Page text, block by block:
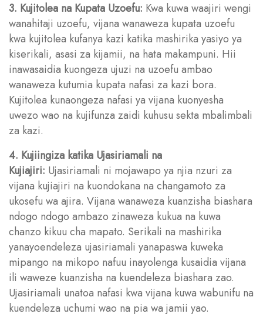
3. Kujitolea na Kupata Uzoefu: Kwa kuwa waajiri wengi
wanahitaji uzoefu, vijana wanaweza kupata uzoefu
kwa kujitolea kufanya kazi katika mashirika yasiyo ya
kiserikali, asasi za kijamii, na hata makampuni. Hii
inawasaidia kuongeza ujuzi na uzoefu ambao
wanaweza kutumia kupata nafasi za kazi bora.
Kujitolea kunaongeza nafasi ya vijana kuonyesha
uwezo wao na kujifunza zaidi kuhusu sekta mbalimbali
za kazi.
4. Kujiingiza katika Ujasiriamali na
Kujiajiri: Ujasiriamali ni mojawapo ya njia nzuri za
vijana kujiajiri na kuondokana na changamoto za
ukosefu wa ajira. Vijana wanaweza kuanzisha biashara
ndogo ndogo ambazo zinaweza kukua na kuwa
chanzo kikuu cha mapato. Serikali na mashirika
yanayoendeleza ujasiriamali yanapaswa kuweka
mipango na mikopo nafuu inayolenga kusaidia vijana
ili waweze kuanzisha na kuendeleza biashara zao.
Ujasiriamali unatoa nafasi kwa vijana kuwa wabunifu na
kuendeleza uchumi wao na pia wa jamii yao.